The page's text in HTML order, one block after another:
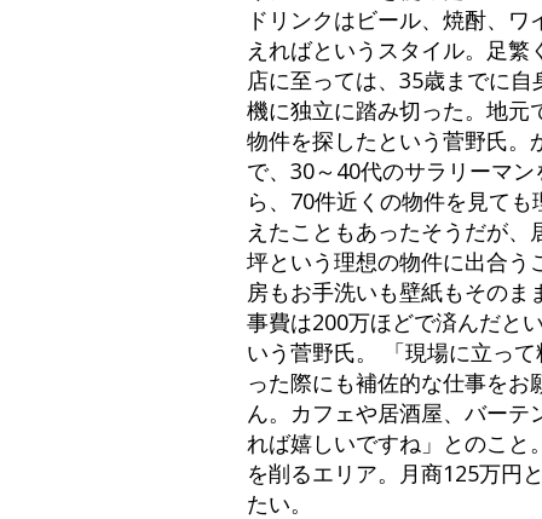
ドリンクはビール、焼酎、
えればというスタイル。足
店に至っては、35歳までに
機に独立に踏み切った。地元
物件を探したという菅野氏。
で、30～40代のサラリーマ
ら、70件近くの物件を見て
えたこともあったそうだが
坪という理想の物件に出合う
房もお手洗いも壁紙もその
事費は200万ほどで済んだと
いう菅野氏。 「現場に立っ
った際にも補佐的な仕事を
ん。カフェや居酒屋、バー
れば嬉しいですね」とのこと
を削るエリア。月商125万円
たい。